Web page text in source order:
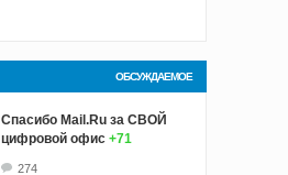
ОБСУЖДАЕМОЕ
Спасибо Mail.Ru за СВОЙ
цифровой офис +71
274